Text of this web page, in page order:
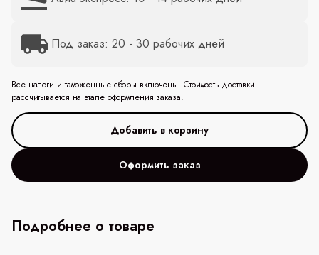
Под заказ: 20 - 30 рабочих дней
Все налоги и таможенные сборы включены. Стоимость доставки
рассчитывается на этапе оформления заказа.
Оформить заказ
Подробнее о товаре